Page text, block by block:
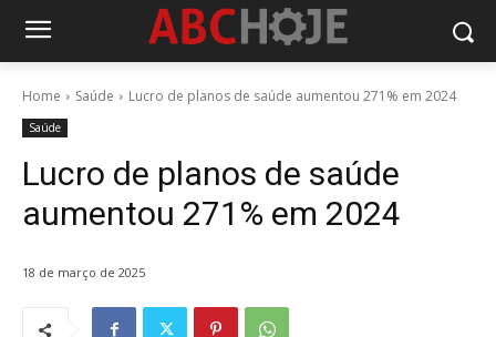
Home Saúde Lucro de planos de saúde aumentou 271% em 2024
Saúde
Lucro de planos de saúde
aumentou 271% em 2024
18 de março de 2025